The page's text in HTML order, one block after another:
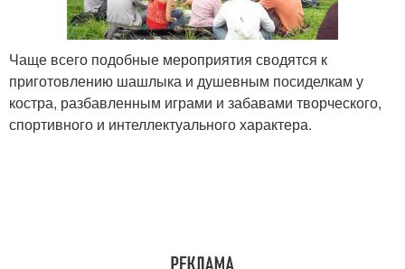
Чаще всего подобные мероприятия сводятся к
приготовлению шашлыка и душевным посиделкам у
костра, разбавленным играми и забавами творческого,
спортивного и интеллектуального характера.